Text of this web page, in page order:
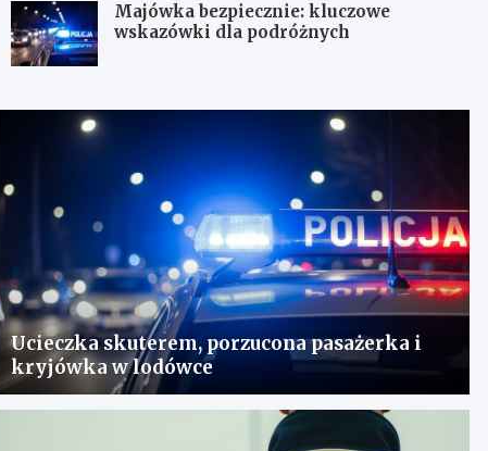
Majówka bezpiecznie: kluczowe
wskazówki dla podróżnych
Ucieczka skuterem, porzucona pasażerka i
kryjówka w lodówce